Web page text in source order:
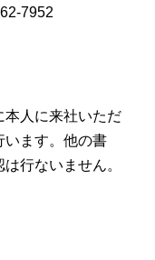
7952
本人に来社いただ
います。他の書
行ないません。